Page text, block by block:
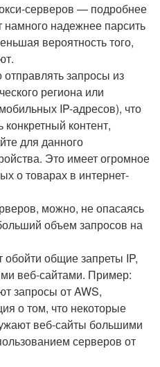
серверов — подробнее
намного надежнее парсить
вероятность того,
запросы из
региона или
IP-адресов), что
контент,
для данного
Это имеет огромное
о товарах в интернет-
можно, не опасаясь
объем запросов на
обойти общие запреты IP,
веб-сайтами. Пример:
запросы от AWS,
о том, что некоторые
веб-сайты большими
серверов от